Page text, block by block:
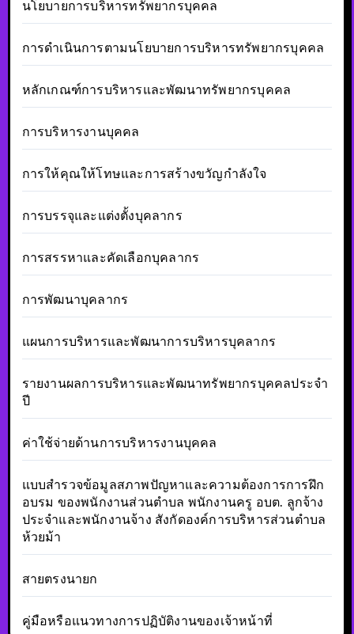
นโยบายการบริหารทรัพยากรบุคคล
การดำเนินการตามนโยบายการบริหารทรัพยากรบุคคล
หลักเกณฑ์การบริหารและพัฒนาทรัพยากรบุคคล
การบริหารงานบุคคล
การให้คุณให้โทษและการสร้างขวัญกำลังใจ
การบรรจุและแต่งตั้งบุคลากร
การสรรหาและคัดเลือกบุคลากร
การพัฒนาบุคลากร
แผนการบริหารและพัฒนาการบริหารบุคลากร
รายงานผลการบริหารและพัฒนาทรัพยากรบุคคลประจำ
ปี
ค่าใช้จ่ายด้านการบริหารงานบุคคล
แบบสำรวจข้อมูลสภาพปัญหาและความต้องการการฝึก
อบรม ของพนักงานส่วนตำบล พนักงานครู อบต. ลูกจ้าง
ประจำและพนักงานจ้าง สังกัดองค์การบริหารส่วนตำบล
ห้วยม้า
สายตรงนายก
คู่มือหรือแนวทางการปฏิบัติงานของเจ้าหน้าที่